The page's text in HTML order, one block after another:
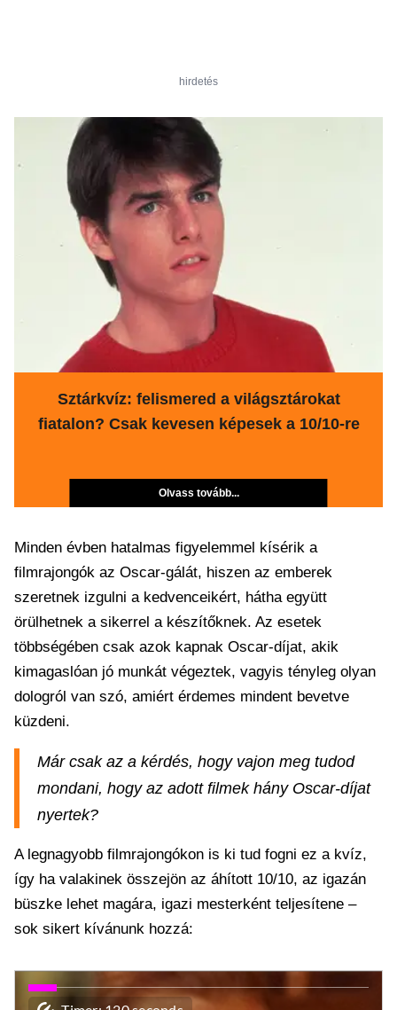
hirdetés
Sztárkvíz: felismered a világsztárokat
fiatalon? Csak kevesen képesek a 10/10-re
Olvass tovább...
Minden évben hatalmas figyelemmel kísérik a
filmrajongók az Oscar-gálát, hiszen az emberek
szeretnek izgulni a kedvenceikért, hátha együtt
örülhetnek a sikerrel a készítőknek. Az esetek
többségében csak azok kapnak Oscar-díjat, akik
kimagaslóan jó munkát végeztek, vagyis tényleg olyan
dologról van szó, amiért érdemes mindent bevetve
küzdeni.
Már csak az a kérdés, hogy vajon meg tudod
mondani, hogy az adott filmek hány Oscar-díjat
nyertek?
A legnagyobb filmrajongókon is ki tud fogni ez a kvíz,
így ha valakinek összejön az áhított 10/10, az igazán
büszke lehet magára, igazi mesterként teljesítene –
sok sikert kívánunk hozzá: